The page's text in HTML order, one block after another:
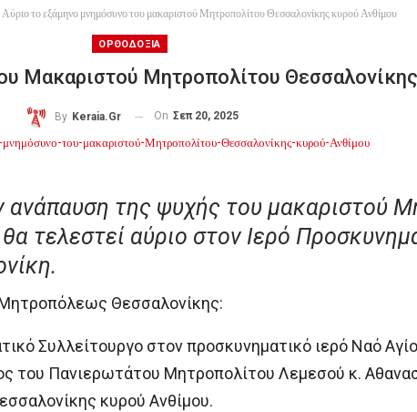
Αύριο το εξάμηνο μνημόσυνο του μακαριστού Μητροπολίτου Θεσσαλονίκης κυρού Ανθίμου
ΟΡΘΟΔΟΞΙΑ
Μακαριστού Μητροπολίτου
By Keraia.gr On Σεπ 20, 2025
ανάπαυση της ψυχής του μακαριστού
τελεστεί αύριο στον Ιερό
Θεσσαλονίκης:
Συλλείτουργο στον προσκυνηματικό ιερό Ναό
του Πανιερωτάτου Μητροπολίτου Λεμεσού κ.
κυρού Ανθίμου.